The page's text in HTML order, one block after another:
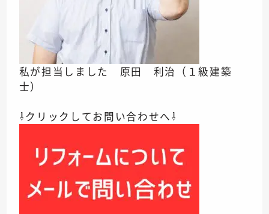
私が担当しました 原田 利治（１級建築
士）
⇩クリックしてお問い合わせへ⇩